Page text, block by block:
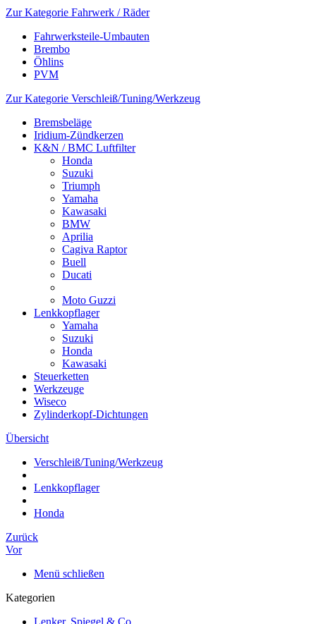
Zur Kategorie Fahrwerk / Räder
Fahrwerksteile-Umbauten
Brembo
Öhlins
PVM
Zur Kategorie Verschleiß/Tuning/Werkzeug
Bremsbeläge
Iridium-Zündkerzen
K&N / BMC Luftfilter
Honda
Suzuki
Triumph
Yamaha
Kawasaki
BMW
Aprilia
Cagiva Raptor
Buell
Ducati
Moto Guzzi
Lenkkopflager
Yamaha
Suzuki
Honda
Kawasaki
Steuerketten
Werkzeuge
Wiseco
Zylinderkopf-Dichtungen
Übersicht
Verschleiß/Tuning/Werkzeug
Lenkkopflager
Honda
Zurück
Vor
Menü schließen
Kategorien
Lenker, Spiegel & Co